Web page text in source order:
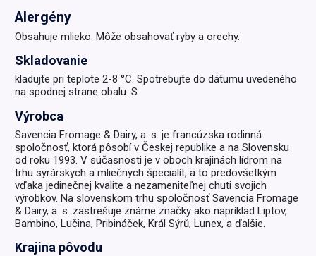
Alergény
Obsahuje mlieko. Môže obsahovať ryby a orechy.
Skladovanie
kladujte pri teplote 2-8 °C. Spotrebujte do dátumu uvedeného
na spodnej strane obalu. S
Výrobca
Savencia Fromage & Dairy, a. s. je francúzska rodinná
spoločnosť, ktorá pôsobí v Českej republike a na Slovensku
od roku 1993. V súčasnosti je v oboch krajinách lídrom na
trhu syrárskych a mliečnych špecialít, a to predovšetkým
vďaka jedinečnej kvalite a nezameniteľnej chuti svojich
výrobkov. Na slovenskom trhu spoločnosť Savencia Fromage
& Dairy, a. s. zastrešuje známe značky ako napríklad Liptov,
Bambino, Lučina, Pribináček, Král Sýrů, Lunex, a ďalšie.
Krajina pôvodu